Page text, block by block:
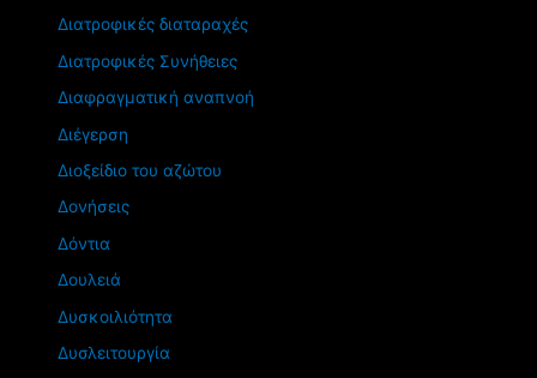
Διατροφικές διαταραχές
Διατροφικές Συνήθειες
Διαφραγματική αναπνοή
Διέγερση
Διοξείδιο του αζώτου
Δονήσεις
Δόντια
Δουλειά
Δυσκοιλιότητα
Δυσλειτουργία